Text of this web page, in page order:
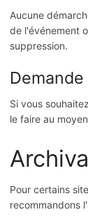
Aucune
de l'événement
suppression.
Si vous
le faire au
Pour certains
recommandons